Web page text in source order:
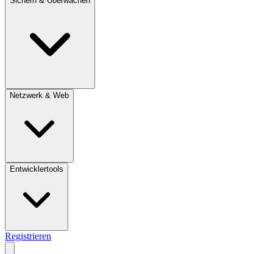
Netzwerk & Web
Entwicklertools
Registrieren